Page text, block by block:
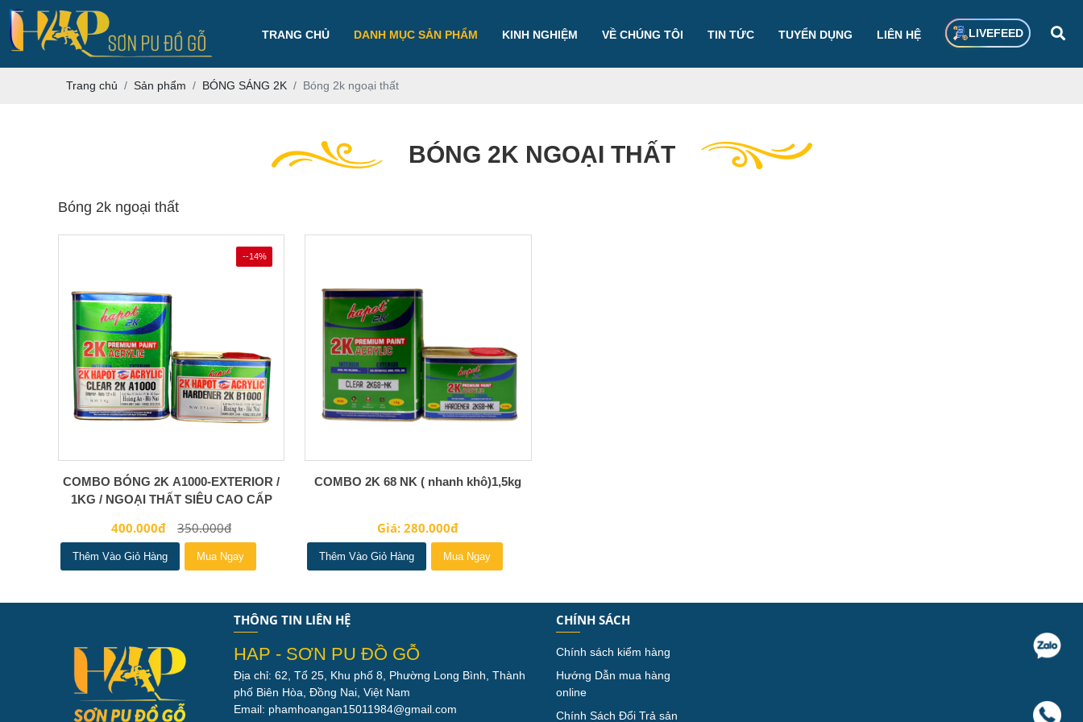
TRANG CHỦ DANH MỤC SẢN PHẨM KINH NGHIỆM VỀ CHÚNG TÔI TIN TỨC TUYỂN DỤNG LIÊN HỆ LIVEFEED
Trang chủ Sản phẩm BÓNG SÁNG 2K Bóng 2k ngoại thất
BÓNG 2K NGOẠI THẤT
Bóng 2k ngoại thất
--14%
COMBO BÓNG 2K A1000-EXTERIOR /
1KG / NGOẠI THẤT SIÊU CAO CẤP
400.000đ 350.000đ
Thêm Vào Giỏ Hàng Mua Ngay
COMBO 2K 68 NK ( nhanh khô)1,5kg
Giá: 280.000đ
Thêm Vào Giỏ Hàng Mua Ngay
THÔNG TIN LIÊN HỆ
HAP - SƠN PU ĐỒ GỖ
Địa chỉ: 62, Tổ 25, Khu phố 8, Phường Long Bình, Thành
phố Biên Hòa, Đồng Nai, Việt Nam
Email: phamhoangan15011984@gmail.com
CHÍNH SÁCH
Chính sách kiểm hàng
Hướng Dẫn mua hàng
online
Chính Sách Đổi Trả sản